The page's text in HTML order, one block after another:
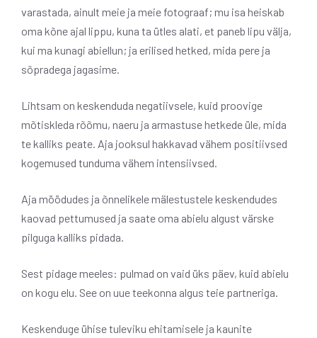
varastada, ainult meie ja meie fotograaf; mu isa heiskab
oma kõne ajal lippu, kuna ta ütles alati, et paneb lipu välja,
kui ma kunagi abiellun; ja erilised hetked, mida pere ja
sõpradega jagasime.
Lihtsam on keskenduda negatiivsele, kuid proovige
mõtiskleda rõõmu, naeru ja armastuse hetkede üle, mida
te kalliks peate. Aja jooksul hakkavad vähem positiivsed
kogemused tunduma vähem intensiivsed.
Aja möödudes ja õnnelikele mälestustele keskendudes
kaovad pettumused ja saate oma abielu algust värske
pilguga kalliks pidada.
Sest pidage meeles: pulmad on vaid üks päev, kuid abielu
on kogu elu. See on uue teekonna algus teie partneriga.
Keskenduge ühise tuleviku ehitamisele ja kaunite